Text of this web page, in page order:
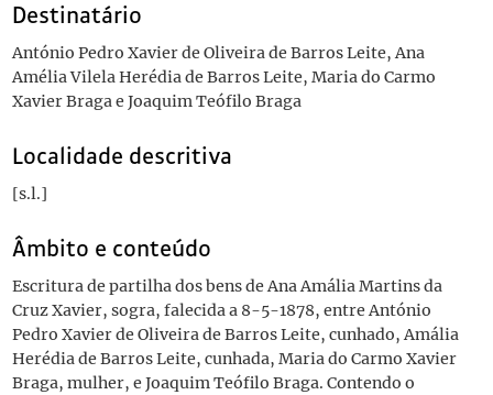
Destinatário
António Pedro Xavier de Oliveira de Barros Leite, Ana
Amélia Vilela Herédia de Barros Leite, Maria do Carmo
Xavier Braga e Joaquim Teófilo Braga
Localidade descritiva
[s.l.]
Âmbito e conteúdo
Escritura de partilha dos bens de Ana Amália Martins da
Cruz Xavier, sogra, falecida a 8-5-1878, entre António
Pedro Xavier de Oliveira de Barros Leite, cunhado, Amália
Herédia de Barros Leite, cunhada, Maria do Carmo Xavier
Braga, mulher, e Joaquim Teófilo Braga. Contendo o